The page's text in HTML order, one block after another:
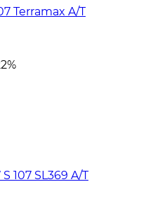
Terramax A/T
107 SL369 A/T